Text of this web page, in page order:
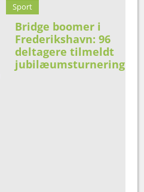
Sport
Bridge boomer i
Frederikshavn: 96
deltagere tilmeldt
jubilæumsturnering